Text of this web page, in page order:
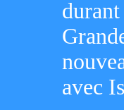
avec